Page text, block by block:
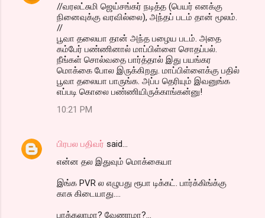
//வரலட்சுமி ஜெய்சங்கர் நடித்த (பெயர் எனக்கு
நினைவுக்கு வரவில்லை), அந்தப் படம் தான் மூலம்.
//
பூவா தலையா தான் அந்த பழைய படம். அதை
கம்பேர் பண்ணினால் மாப்பிள்ளை சொதப்பல்.
நீங்கள் சொல்வதை பார்த்தால் இது பயங்கர
மொக்கை போல இருக்கிறது. மாப்பிள்ளைக்கு பதில்
பூவா தலையா பாருங்க. அப்ப தெரியும் இவனுங்க
எப்படி கொலை பண்ணியிருக்காங்கன்னு!
10:21 PM
பிரபல பதிவர் said…
என்ன தல இதுவும் மொக்கையா
இங்க PVR ல எழுபது ரூபா டிக்கட். பார்க்கிங்க்கு
காசு கிடையாது....
பாக்கலாமா? வேணாமா?...